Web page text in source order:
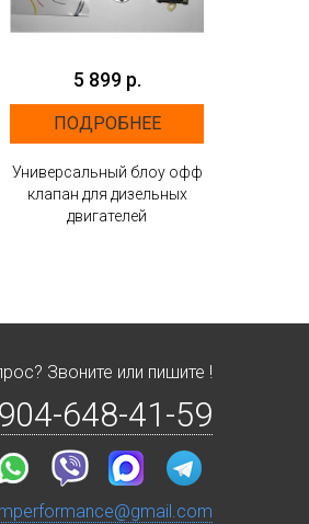
5 899 р.
ПОДРОБНЕЕ
Универсальный блоу офф
клапан для дизельных
двигателей
Звоните или пишите !
648-41-59